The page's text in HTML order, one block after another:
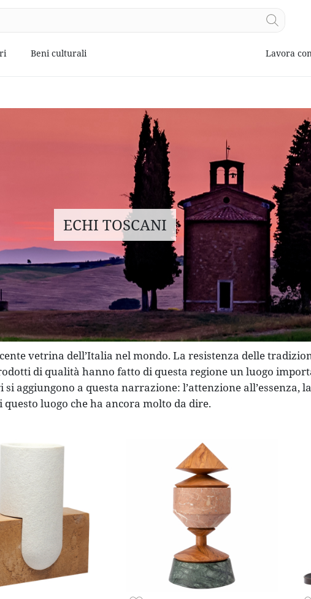
Beni culturali Lavora
ECHI TOSCANI
vetrina dell’Italia nel mondo. La resistenza delle
di qualità hanno fatto di questa regione un luogo
aggiungono a questa narrazione: l’attenzione all’essenza,
luogo che ha ancora molto da dire.